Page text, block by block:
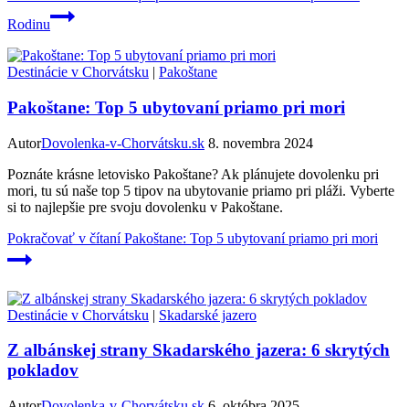
Rodinu
Destinácie v Chorvátsku | Pakoštane
Pakoštane: Top 5 ubytovaní priamo pri mori
AutorDovolenka-v-Chorvátsku.sk 8. novembra 2024
Poznáte krásne letovisko Pakoštane? Ak plánujete dovolenku pri
mori, tu sú naše top 5 tipov na ubytovanie priamo pri pláži. Vyberte
si to najlepšie pre svoju dovolenku v Pakoštane.
Pokračovať v čítaníPakoštane: Top 5 ubytovaní priamo pri mori
Destinácie v Chorvátsku | Skadarské jazero
Z albánskej strany Skadarského jazera: 6 skrytých
pokladov